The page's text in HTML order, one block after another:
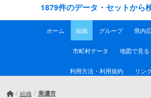
1879件のデータ・セットから
ホーム 組織 グループ 県内
市町村データ 地図で見る
利用方法・利用規約 リンク
組織 美濃市